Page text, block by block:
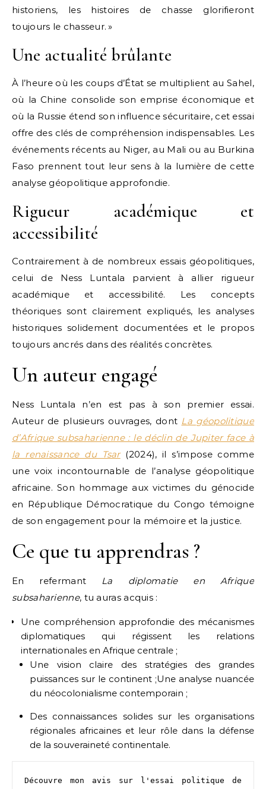
historiens, les histoires de chasse glorifieront
toujours le chasseur. »
Une actualité brûlante
À l’heure où les coups d’État se multiplient au Sahel,
où la Chine consolide son emprise économique et
où la Russie étend son influence sécuritaire, cet essai
offre des clés de compréhension indispensables. Les
événements récents au Niger, au Mali ou au Burkina
Faso prennent tout leur sens à la lumière de cette
analyse géopolitique approfondie.
Rigueur académique et
accessibilité
Contrairement à de nombreux essais géopolitiques,
celui de Ness Luntala parvient à allier rigueur
académique et accessibilité. Les concepts
théoriques sont clairement expliqués, les analyses
historiques solidement documentées et le propos
toujours ancrés dans des réalités concrètes.
Un auteur engagé
Ness Luntala n’en est pas à son premier essai.
Auteur de plusieurs ouvrages, dont La géopolitique
d’Afrique subsaharienne : le déclin de Jupiter face à
la renaissance du Tsar(2024), il s’impose comme
une voix incontournable de l’analyse géopolitique
africaine. Son hommage aux victimes du génocide
en République Démocratique du Congo témoigne
de son engagement pour la mémoire et la justice.
Ce que tu apprendras ?
En refermant La diplomatie en Afrique
subsaharienne, tu auras acquis :
Une compréhension approfondie des mécanismes
diplomatiques qui régissent les relations
internationales en Afrique centrale ;
Une vision claire des stratégies des grandes
puissances sur le continent ;Une analyse nuancée
du néocolonialisme contemporain ;
Des connaissances solides sur les organisations
régionales africaines et leur rôle dans la défense
de la souveraineté continentale.
Découvre mon avis sur l'essai politique de